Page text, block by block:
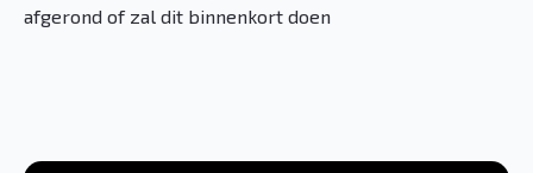
afgerond of zal dit binnenkort doen